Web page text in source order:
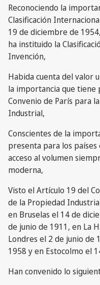
Reconociendo la
Clasificación
19 de diciembre de
ha instituido la
Invención,
Habida cuenta del valor
la importancia que tiene
Convenio de París para
Industrial,
Conscientes de la
presenta para los
acceso al volumen
moderna,
Visto el Artículo 19 del
de la Propiedad
en Bruselas el 14 de
de junio de 1911, en La
Londres el 2 de junio de
1958 y en Estocolmo el
Han convenido lo